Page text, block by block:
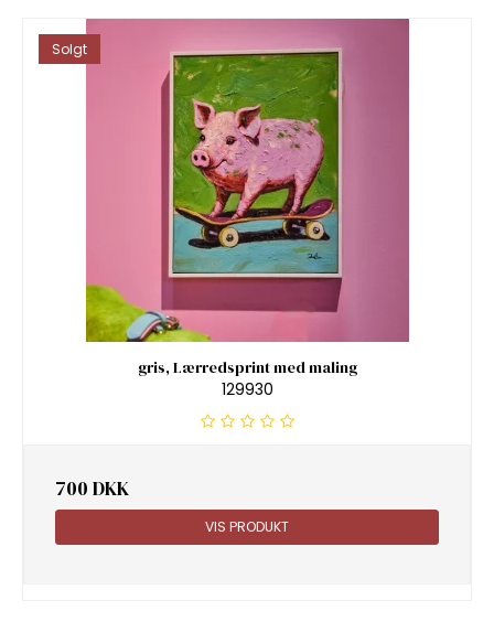
Solgt
gris, Lærredsprint med maling
129930
700 DKK
VIS PRODUKT